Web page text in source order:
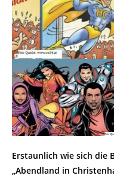
Erstaunlich wie sich die
„Abendland in